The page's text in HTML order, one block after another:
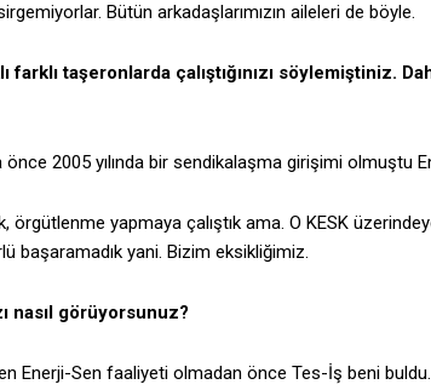
Bütün arkadaşlarımızın aileleri de böyle.
farklı taşeronlarda çalıştığınızı söylemiştiniz.
2005 yılında bir sendikalaşma girişimi olmuştu
örgütlenme yapmaya çalıştık ama. O KESK
başaramadık yani. Bizim eksikliğimiz.
nasıl görüyorsunuz?
Enerji-Sen faaliyeti olmadan önce Tes-İş beni